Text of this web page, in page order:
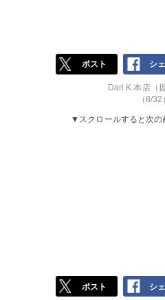
ポスト シ
Dari K 本店（
（8/32
▼スクロールすると次の
ポスト シ